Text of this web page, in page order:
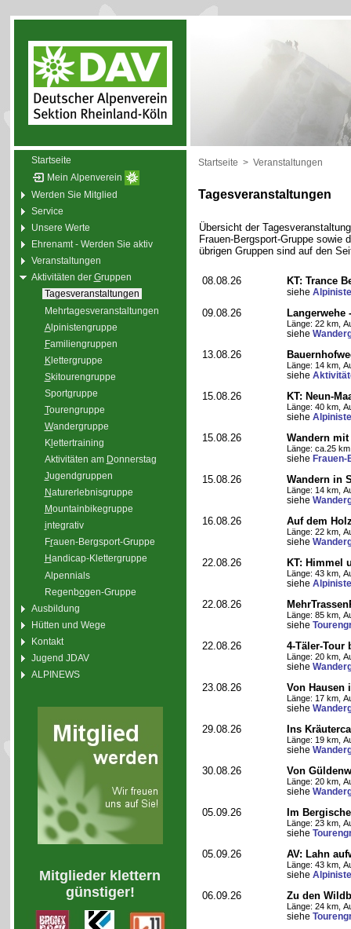
Startseite
Mein Alpenverein
Werden Sie Mitglied
Service
Unsere Werte
Ehrenamt - Werden Sie aktiv
Veranstaltungen
Aktivitäten der Gruppen
Tagesveranstaltungen
Mehrtagesveranstaltungen
Alpinistengruppe
Familiengruppen
Klettergruppe
Skitourengruppe
Sportgruppe
Tourengruppe
Wandergruppe
Kl ettertraining
Aktivitäten am Donnerstag
Jugendgruppen
Naturerlebnisgruppe
Mountainbikegruppe
integrativ
Frauen-Bergsport-Gruppe
Handicap-Klettergruppe
Alpennials
Regenbogen-Gruppe
Ausbildung
Hütten und Wege
Kontakt
Jugend JDAV
ALPINEWS
Mitglieder klettern
günstiger!
Startseite > Veranstaltungen
Tagesveranstaltungen
Übersicht der
Frauen-Bergsport-Gruppe sowie
übrigen Gruppen sind auf den
08.08.26 KT: Trance
siehe
09.08.26 Langerwehe
Länge: 22 km,
siehe
13.08.26
Länge: 14 km,
siehe
15.08.26 KT: Neun-
Länge: 40 km,
siehe
15.08.26 Wandern
Länge: ca.25
siehe
15.08.26 Wandern in
Länge: 14 km,
siehe
16.08.26 Auf dem
Länge: 22 km,
siehe
22.08.26 KT: Himmel
Länge: 43 km,
siehe
22.08.26
Länge: 85 km,
siehe
22.08.26 4-Täler-Tour
Länge: 20 km,
siehe
23.08.26 Von Hausen
Länge: 17 km,
siehe
29.08.26 Ins
Länge: 19 km,
siehe
30.08.26 Von
Länge: 20 km,
siehe
05.09.26 Im
Länge: 23 km,
siehe
05.09.26 AV: Lahn
Länge: 43 km,
siehe
06.09.26 Zu den
Länge: 24 km,
siehe